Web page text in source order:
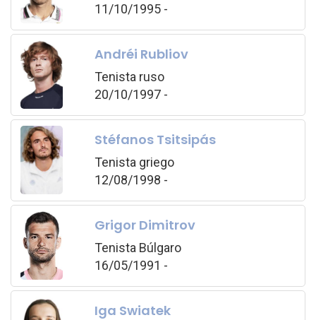
11/10/1995 -
Andréi Rubliov
Tenista ruso
20/10/1997 -
Stéfanos Tsitsipás
Tenista griego
12/08/1998 -
Grigor Dimitrov
Tenista Búlgaro
16/05/1991 -
Iga Swiatek